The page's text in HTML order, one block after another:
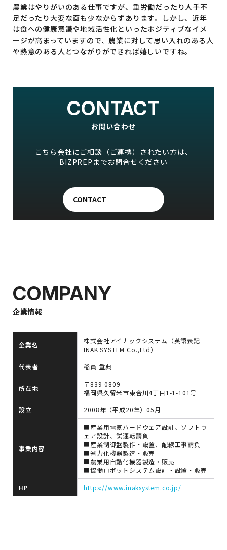
農業はやりがいのある仕事ですが、重労働だったり人手不
足だったり大変な面も少なからずあります。しかし、近年
は食への健康意識や地域活性化といったポジティブなイメ
ージが高まっていますので、農業に対して思い入れのある人
や熱意のある人とつながりができれば嬉しいですね。
CONTACT
お問い合わせ
こちら会社にご相談（ご連携）されたい方は、
BIZPREPまでお問合せください
CONTACT
COMPANY
企業情報
企業名
株式会社アイナックシステム（英語表記
INAK SYSTEM Co.,Ltd）
代表者
稲員 重典
所在地
〒839-0809
福岡県久留米市東合川4丁目1-1-101号
設立
2008年（平成20年）05月
事業内容
■産業用電気ハードウェア設計、ソフトウ
ェア設計、試運転請負
■産業制御盤製作・設置、配線工事請負
■省力化機器製造・販売
■農業用自動化機器製造・販売
■協働ロボットシステム設計・設置・販売
HP
https://www.inaksystem.co.jp/